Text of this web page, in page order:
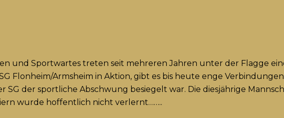
und Sportwartes treten seit mehreren Jahren unter der Flagge
Flonheim/Armsheim in Aktion, gibt es bis heute enge
der sportliche Abschwung besiegelt war. Die diesjährige
wurde hoffentlich nicht verlernt……..